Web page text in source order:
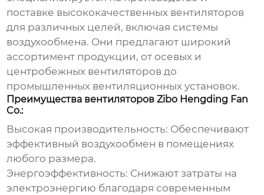
поставке высококачественных вентиляторов
для различных целей, включая системы
воздухообмена. Они предлагают широкий
ассортимент продукции, от осевых и
центробежных вентиляторов до
промышленных вентиляционных установок.
Преимущества вентиляторов Zibo Hengding Fan
Co.:
Высокая производительность: Обеспечивают
эффективный воздухообмен в помещениях
любого размера.
Энергоэффективность: Снижают затраты на
электроэнергию благодаря современным